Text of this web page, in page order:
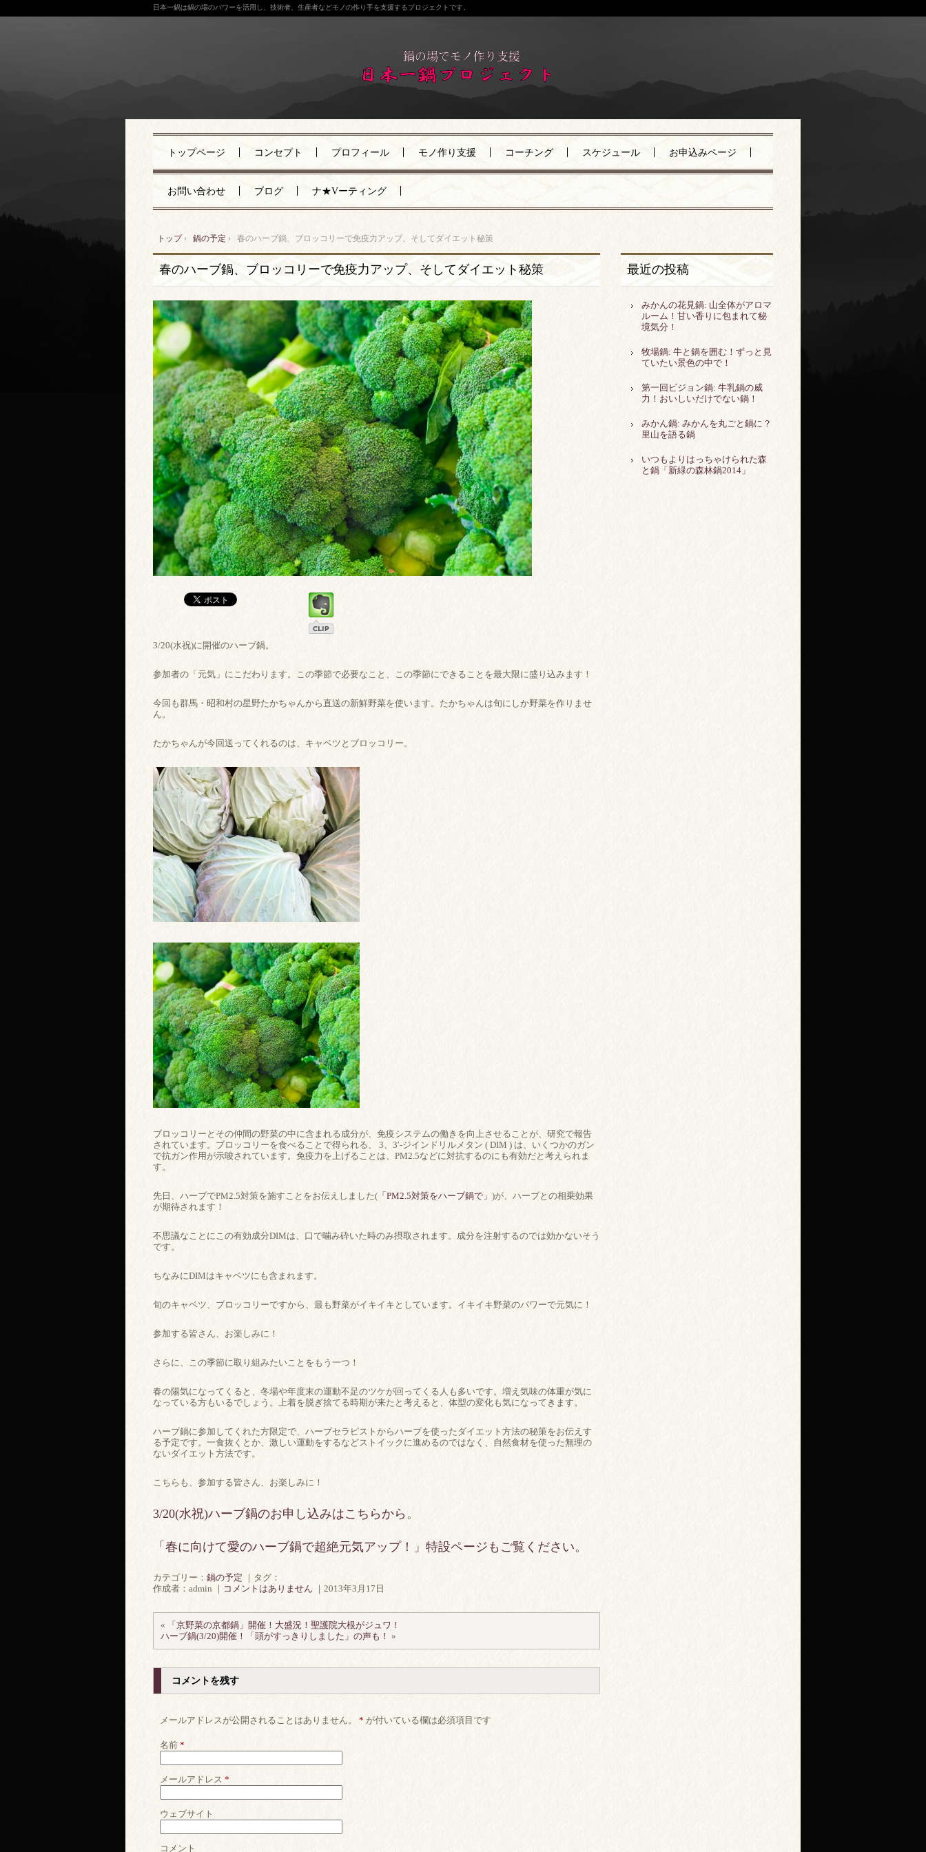
日本一鍋は鍋の場のパワーを活用し、技術者、生産者などモノの作り手を支援するプロジェクトです。
トップページ コンセプト プロフィール モノ作り支援 コーチング スケジュール お申込みページ
お問い合わせ ブログ ナ★Vーティング
トップ› 鍋の予定 › 春のハーブ鍋、ブロッコリーで免疫力アップ、そしてダイエット秘策
春のハーブ鍋、ブロッコリーで免疫力アップ、そしてダイエット秘策
3/20(水祝)に開催のハーブ鍋。
参加者の「元気」にこだわります。この季節で必要なこと、この季節にできることを最大限に盛り込みます！
今回も群馬・昭和村の星野たかちゃんから直送の新鮮野菜を使います。たかちゃんは旬にしか野菜を作りませ
ん。
たかちゃんが今回送ってくれるのは、キャベツとブロッコリー。
ブロッコリーとその仲間の野菜の中に含まれる成分が、免疫システムの働きを向上させることが、研究で報告
されています。ブロッコリーを食べることで得られる、 3、3′-ジインドリルメタン ( DIM ) は、いくつかのガン
で抗ガン作用が示唆されています。免疫力を上げることは、PM2.5などに対抗するのにも有効だと考えられま
す。
先日、ハーブでPM2.5対策を施すことをお伝えしました( 「PM2.5対策をハーブ鍋で」 )が、ハーブとの相乗効果
が期待されます！
不思議なことにこの有効成分DIMは、口で噛み砕いた時のみ摂取されます。成分を注射するのでは効かないそう
です。
ちなみにDIMはキャベツにも含まれます。
旬のキャベツ、ブロッコリーですから、最も野菜がイキイキとしています。イキイキ野菜のパワーで元気に！
参加する皆さん、お楽しみに！
さらに、この季節に取り組みたいことをもう一つ！
春の陽気になってくると、冬場や年度末の運動不足のツケが回ってくる人も多いです。増え気味の体重が気に
なっている方もいるでしょう。上着を脱ぎ捨てる時期が来たと考えると、体型の変化も気になってきます。
ハーブ鍋に参加してくれた方限定で、ハーブセラピストからハーブを使ったダイエット方法の秘策をお伝えす
る予定です。一食抜くとか、激しい運動をするなどストイックに進めるのではなく、自然食材を使った無理の
ないダイエット方法です。
こちらも、参加する皆さん、お楽しみに！
3/20(水祝)ハーブ鍋のお申し込みはこちらから 。
「春に向けて愛のハーブ鍋で超絶元気アップ！」特設ページもご覧ください。
カテゴリー： 鍋の予定 ｜タグ：
作成者：admin ｜ コメントはありません ｜2013年3月17日
«
「京野菜の京都鍋」開催！大盛況！聖護院大根がジュワ！
ハーブ鍋(3/20)開催！「頭がすっきりしました」の声も！ »
コメントを残す
メールアドレスが公開されることはありません。 * が付いている欄は必須項目です
名前 *
メールアドレス *
ウェブサイト
コメント
最近の投稿
みかんの花見鍋: 山全体がアロマ
ルーム！甘い香りに包まれて秘
境気分！
牧場鍋: 牛と鍋を囲む！ずっと見
ていたい景色の中で！
第一回ビジョン鍋: 牛乳鍋の威
力！おいしいだけでない鍋！
みかん鍋: みかんを丸ごと鍋に？
里山を語る鍋
いつもよりはっちゃけられた森
と鍋「新緑の森林鍋2014」